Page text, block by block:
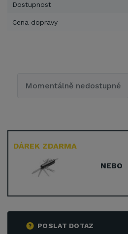
Dostupnost
Cena dopravy
POSLAT DOTAZ
DÁREK ZDARMA
NEBO
Momentálně nedostupné